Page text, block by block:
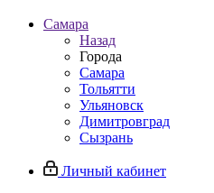
Самара
Назад
Города
Самара
Тольятти
Ульяновск
Димитровград
Сызрань
Личный кабинет